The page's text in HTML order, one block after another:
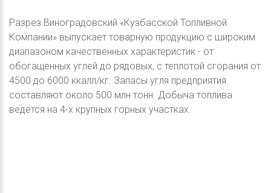
Разрез Виноградовский «Кузбасской Топливной
Компании» выпускает товарную продукцию с широким
диапазоном качественных характеристик - от
обогащенных углей до рядовых, с теплотой сгорания от
4500 до 6000 ккалл/кг. Запасы угля предприятия
составляют около 500 млн тонн. Добыча топлива
ведется на 4-х крупных горных участках.